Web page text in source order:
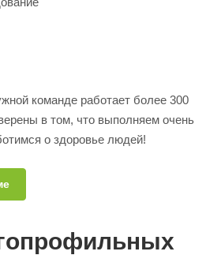
команде работает более 300
в том, что выполняем очень
о здоровье людей!